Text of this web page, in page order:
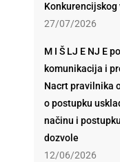
Konkurencijskog
27/07/2026
M I Š LJ E NJ E
komunikacija i
Nacrt pravilnika
o postupku
načinu i
dozvole
12/06/2026